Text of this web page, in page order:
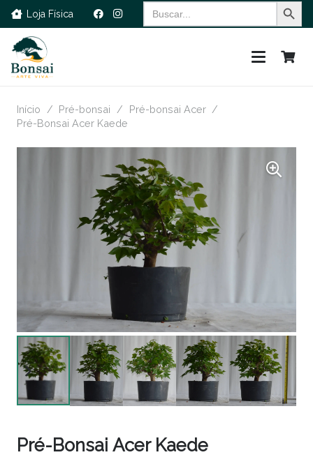
Loja Física
Search
for:
Início / Pré-bonsai / Pré-bonsai Acer /
Pré-Bonsai Acer Kaede
Pré-Bonsai Acer Kaede